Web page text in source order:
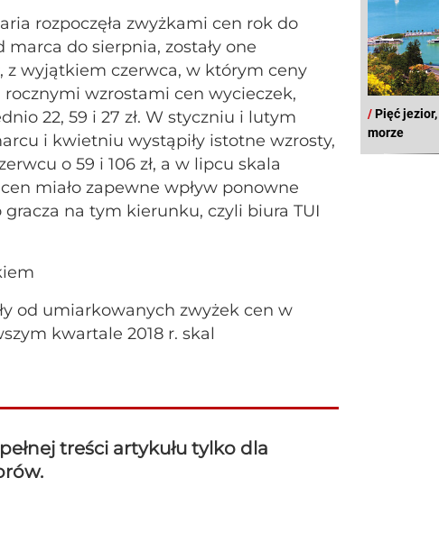
rozpoczęła zwyżkami cen rok do
do sierpnia, zostały one
z wyjątkiem czerwca, w którym ceny
rocznymi wzrostami cen wycieczek,
22, 59 i 27 zł. W styczniu i lutym
i kwietniu wystąpiły istotne wzrosty,
o 59 i 106 zł, a w lipcu skala
miało zapewne wpływ ponowne
na tym kierunku, czyli biura TUI
od umiarkowanych zwyżek cen w
kwartale 2018 r. skal
treści artykułu tylko dla
/Pięć
morze